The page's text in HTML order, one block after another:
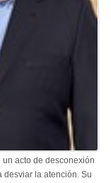
acto de desconexión
la atención. Su